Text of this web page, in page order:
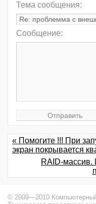
Тема сообщения:
Сообщение:
« Помогите !!! При
экран покрывается
RAID-массив.
© 2009—2010